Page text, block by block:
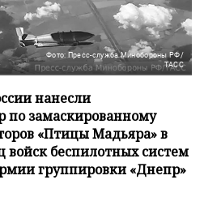
Фото: Пресс-служба Минобороны РФ/
ТАСС
нанесли
по замаскированному
«Птицы Мадьяра» в
войск беспилотных систем
группировки «Днепр»